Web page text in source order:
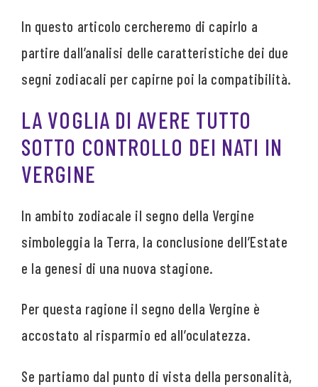
In questo articolo cercheremo di capirlo a
partire dall’analisi delle caratteristiche dei due
segni zodiacali per capirne poi la compatibilità.
LA VOGLIA DI AVERE TUTTO
SOTTO CONTROLLO DEI NATI IN
VERGINE
In ambito zodiacale il segno della Vergine
simboleggia la Terra, la conclusione dell’Estate
e la genesi di una nuova stagione.
Per questa ragione il segno della Vergine è
accostato al risparmio ed all’oculatezza.
Se partiamo dal punto di vista della personalità,